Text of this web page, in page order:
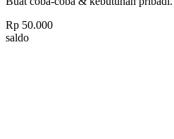
Rp 50.000
saldo